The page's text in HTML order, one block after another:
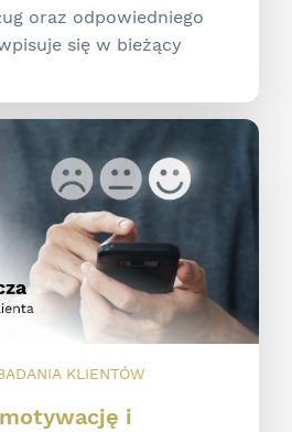
oraz odpowiedniego
się w bieżący
KLIENTÓW
i